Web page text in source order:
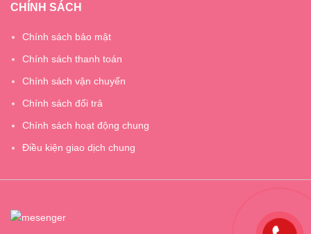
CHÍNH SÁCH
Chính sách bảo mật
Chính sách thanh toán
Chính sách vận chuyển
Chính sách đổi trả
Chính sách hoạt động chung
Điều kiện giao dịch chung